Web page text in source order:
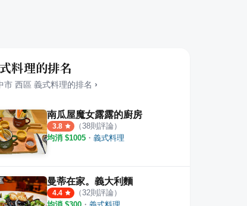
論 4.0 · 3則評論
料理的排名
市 西區 義式料理的排名 ›
南瓜屋魔女露露的廚房
3.8 （38則評論）
均消 $1005 ・ 義式料理
曼蒂在家。義大利麵
4.4 （32則評論）